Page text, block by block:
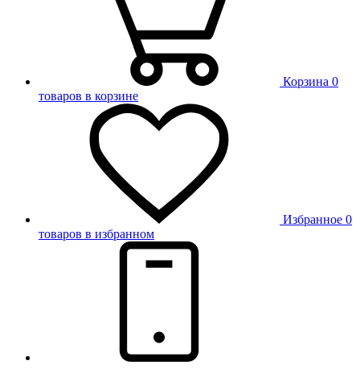
Корзина 0
товаров в корзине
Избранное 0
товаров в избранном